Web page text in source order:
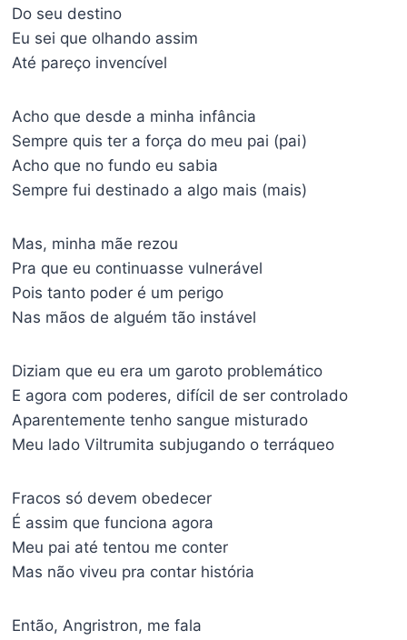
Do seu destino
Eu sei que olhando assim
Até pareço invencível
Acho que desde a minha infância
Sempre quis ter a força do meu pai (pai)
Acho que no fundo eu sabia
Sempre fui destinado a algo mais (mais)
Mas, minha mãe rezou
Pra que eu continuasse vulnerável
Pois tanto poder é um perigo
Nas mãos de alguém tão instável
Diziam que eu era um garoto problemático
E agora com poderes, difícil de ser controlado
Aparentemente tenho sangue misturado
Meu lado Viltrumita subjugando o terráqueo
Fracos só devem obedecer
É assim que funciona agora
Meu pai até tentou me conter
Mas não viveu pra contar história
Então, Angristron, me fala